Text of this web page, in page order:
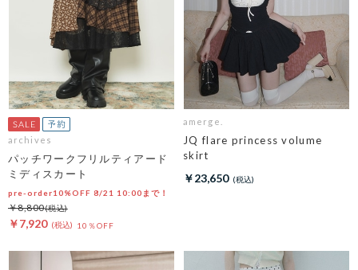
archives
パッチワークフリルティアード
ミディスカート
pre-order10%OFF 8/21 10:00まで！
￥7,920 10％OFF
￥8,800
amerge.
JQ flare princess volume
skirt
￥23,650